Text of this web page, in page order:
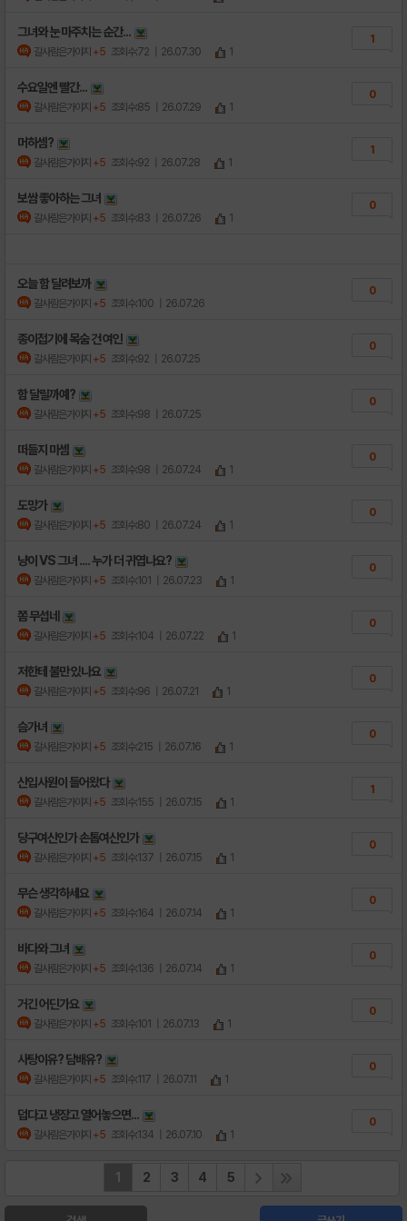
그녀와 눈 마주치는 순간...
갈사람은가야지 +5 조회수:72 | 26.07.30 1
1
수요일엔 빨간...
갈사람은가야지 +5 조회수:85 | 26.07.29 1
0
머하셈?
갈사람은가야지 +5 조회수:92 | 26.07.28 1
1
보쌈 좋아하는 그녀
갈사람은가야지 +5 조회수:83 | 26.07.26 1
0
오늘 함 달려보까
갈사람은가야지 +5 조회수:100 | 26.07.26
0
종이접기에 목숨 건 여인
갈사람은가야지 +5 조회수:92 | 26.07.25
0
함 달릴까예?
갈사람은가야지 +5 조회수:98 | 26.07.25
0
떠들지 마셈
갈사람은가야지 +5 조회수:98 | 26.07.24 1
0
도망가
갈사람은가야지 +5 조회수:80 | 26.07.24 1
0
냥이 VS 그녀 .... 누가 더 귀엽나요?
갈사람은가야지 +5 조회수:101 | 26.07.23 1
0
쫌 무섭네
갈사람은가야지 +5 조회수:104 | 26.07.22 1
0
저한테 불만 있나요
갈사람은가야지 +5 조회수:96 | 26.07.21 1
0
슴가녀
갈사람은가야지 +5 조회수:215 | 26.07.16 1
0
신입사원이 들어왔다
갈사람은가야지 +5 조회수:155 | 26.07.15 1
1
당구여신인가 손톱여신인가
갈사람은가야지 +5 조회수:137 | 26.07.15 1
0
무슨 생각하세요
갈사람은가야지 +5 조회수:164 | 26.07.14 1
0
바다와 그녀
갈사람은가야지 +5 조회수:136 | 26.07.14 1
0
거긴 어딘가요
갈사람은가야지 +5 조회수:101 | 26.07.13 1
0
사탕이유? 담배유?
갈사람은가야지 +5 조회수:117 | 26.07.11 1
0
덥다고 냉장고 열어놓으면...
갈사람은가야지 +5 조회수:134 | 26.07.10 1
0
1 2 3 4 5